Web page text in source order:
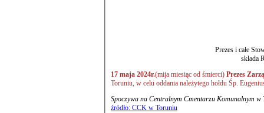
Prezes i całe
składa
17 maja 2024r.(mija miesiąc od śmierci) Prezes
Toruniu, w celu oddania należytego hołdu Śp.
Spoczywa na Centralnym Cmentarzu
źródło: CCK w Toruniu